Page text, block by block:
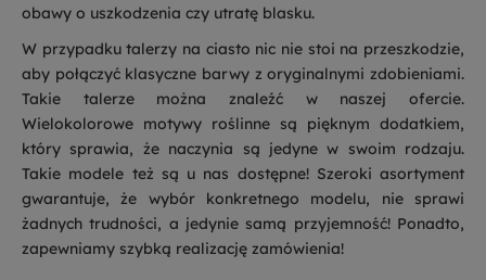
obawy o uszkodzenia czy utratę blasku.
W przypadku talerzy na ciasto nic nie stoi na przeszkodzie,
aby połączyć klasyczne barwy z oryginalnymi zdobieniami.
Takie talerze można znaleźć w naszej ofercie.
Wielokolorowe motywy roślinne są pięknym dodatkiem,
który sprawia, że naczynia są jedyne w swoim rodzaju.
Takie modele też są u nas dostępne! Szeroki asortyment
gwarantuje, że wybór konkretnego modelu, nie sprawi
żadnych trudności, a jedynie samą przyjemność! Ponadto,
zapewniamy szybką realizację zamówienia!